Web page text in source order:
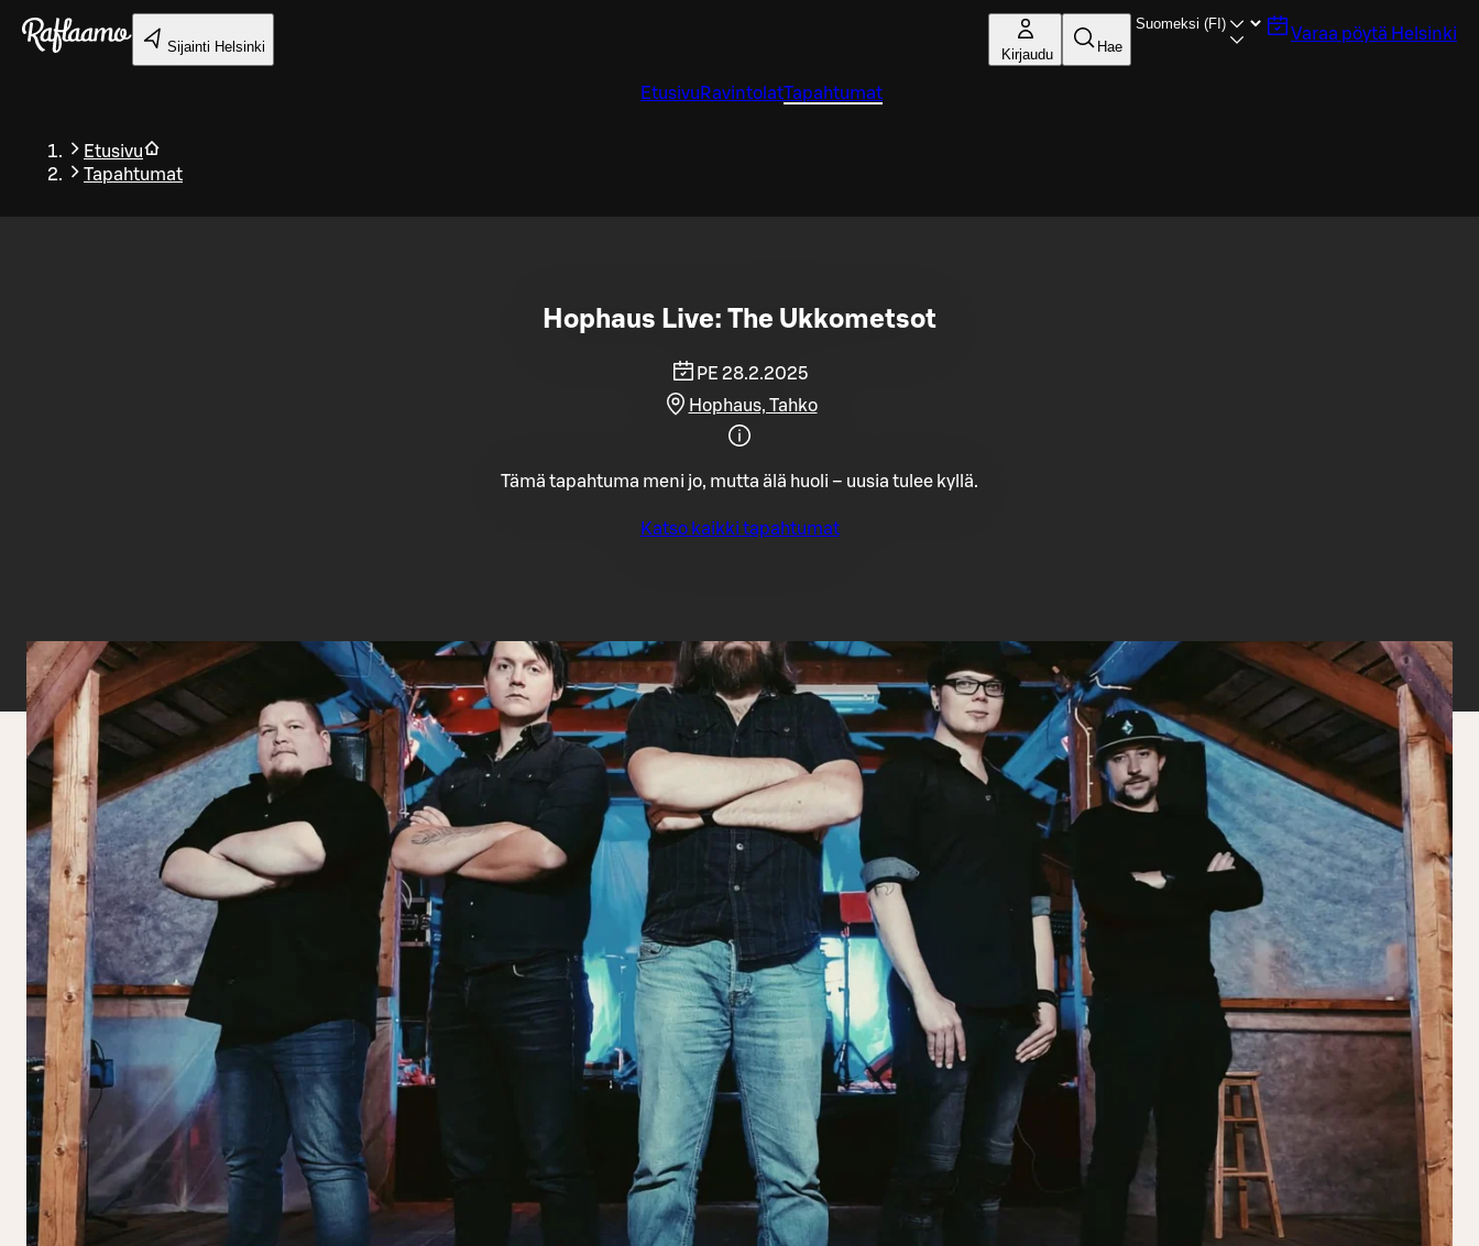
Siirry pääsisältöön
Sijainti Helsinki Kirjaudu Hae
Varaa pöytä Helsinki
Etusivu RavintolatTapahtumat
Etusivu
Tapahtumat
Takaisin
Hophaus Live: The Ukkometsot
PE 28.2.2025
Hophaus, Tahko
Tämä tapahtuma meni jo, mutta älä huoli – uusia tulee kyllä.
Katso kaikki tapahtumat